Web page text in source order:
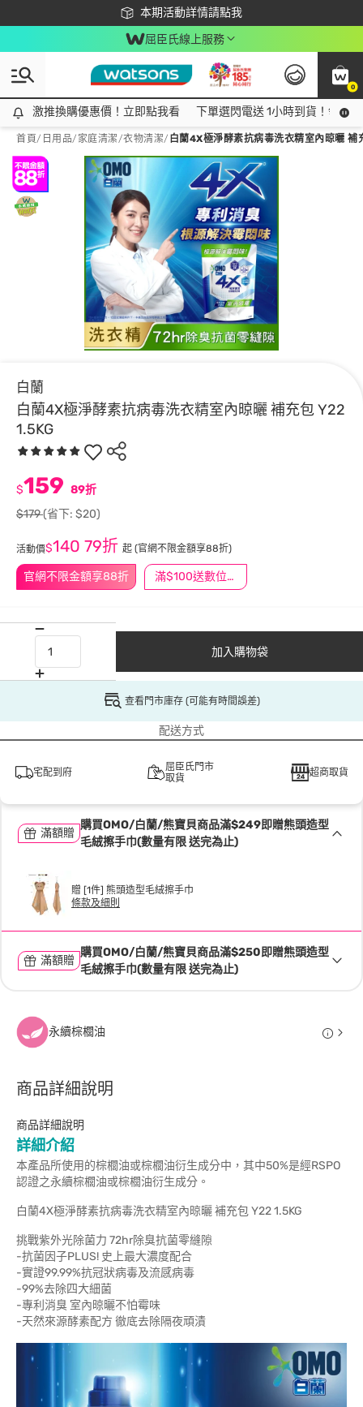
本期活動詳情請點我
下載app最高回饋$350
屈臣氏線上服務
0
激推換購優惠價！立即點我看
激推換購優惠價！立即點我看 下單選閃電送 1小時到貨！領神
首頁/ 日用品/ 家庭清潔/衣物清潔/ 白蘭4X極淨酵素抗病毒洗衣精室內晾曬
白蘭
白蘭4X極淨酵素抗病毒洗衣精室內晾曬 補充包 Y22
1.5KG
官網不限金額享88折 滿$100送數位印花
$159 89折
$179(省下: $20)
活動價$140 79折 起 (官網不限金額享88折)
加入購物袋
查看門市庫存 (可能有時間誤差)
配送方式
宅配到府
屈臣氏門市
取貨
超商取貨
滿額贈
購買OMO/白蘭/熊寶貝商品滿$249即贈熊頭造型
毛絨擦手巾(數量有限 送完為止)
贈 [1件] 熊頭造型毛絨擦手巾
條款及細則
滿額贈
購買OMO/白蘭/熊寶貝商品滿$250即贈熊頭造型
毛絨擦手巾(數量有限 送完為止)
永續棕櫚油
商品詳細說明
商品詳細說明
詳細介紹
本產品所使用的棕櫚油或棕櫚油衍生成分中，其中50%是經RSPO
認證之永續棕櫚油或棕櫚油衍生成分。
白蘭4X極淨酵素抗病毒洗衣精室內晾曬 補充包 Y22 1.5KG
挑戰紫外光除菌力 72hr除臭抗菌零縫隙
-抗菌因子PLUS! 史上最大濃度配合
-實證99.99%抗冠狀病毒及流感病毒
-99%去除四大細菌
-專利消臭 室內晾曬不怕霉味
-天然來源酵素配方 徹底去除隔夜頑漬